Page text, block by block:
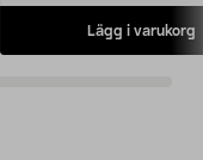
Lägg i varukorg